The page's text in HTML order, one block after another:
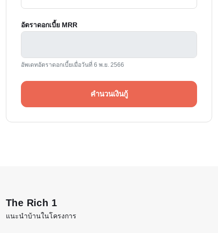
อัตราดอกเบี้ย MRR
อัพเดทอัตราดอกเบี้ยเมื่อวันที่ 6 พ.ย. 2566
คำนวนเงินกู้
The Rich 1
แนะนำบ้านในโครงการ